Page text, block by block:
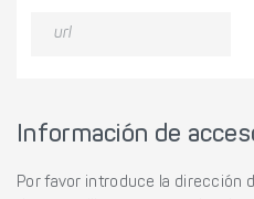
Información de
Por favor introduce la dirección